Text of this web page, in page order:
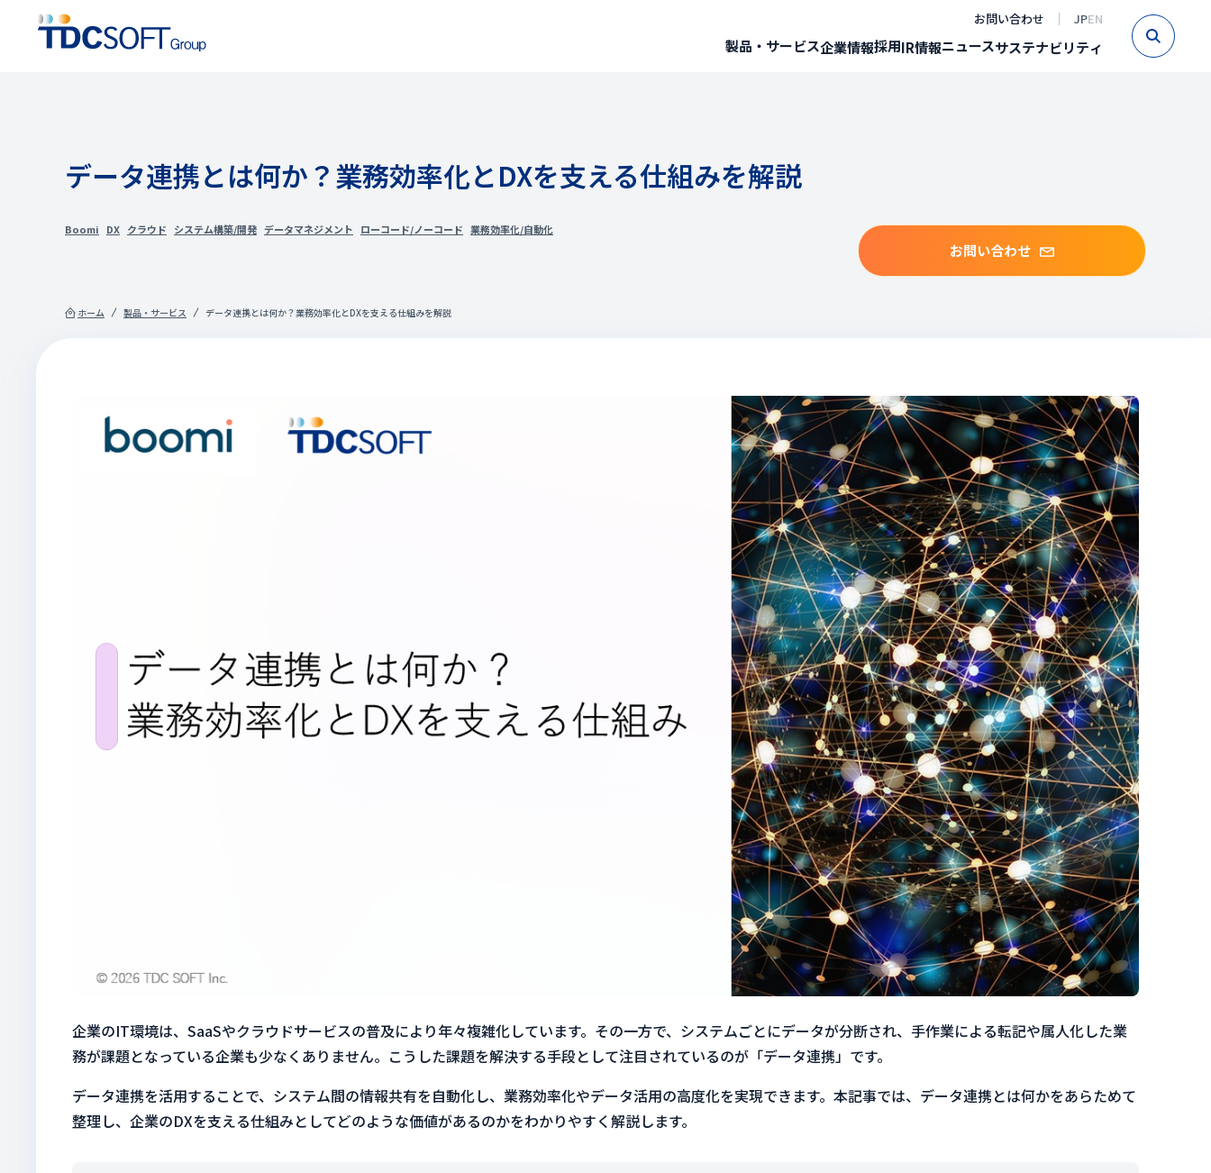
製品・サービス企業情報採用IR情報ニュースサステナビリティ
お問い合わせ JPEN
データ連携とは何か？業務効率化とDXを支える仕組みを解説
Boomi DX クラウド システム構築/開発 データマネジメント ローコード/ノーコード 業務効率化/自動化
お問い合わせ
ホーム 製品・サービス データ連携とは何か？業務効率化とDXを支える仕組みを解説
企業のIT環境は、SaaSやクラウドサービスの普及により年々複雑化しています。その一方で、システムごとにデータが分断され、手作業による転記や属人化した業
務が課題となっている企業も少なくありません。こうした課題を解決する手段として注目されているのが「データ連携」です。
データ連携を活用することで、システム間の情報共有を自動化し、業務効率化やデータ活用の高度化を実現できます。本記事では、データ連携とは何かをあらためて
整理し、企業のDXを支える仕組みとしてどのような価値があるのかをわかりやすく解説します。